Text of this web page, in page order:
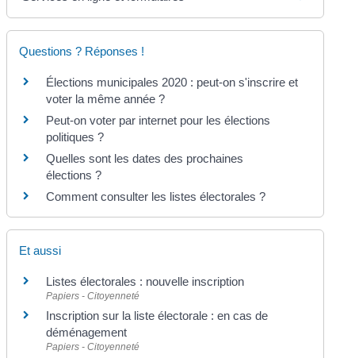
Questions ? Réponses !
Élections municipales 2020 : peut-on s'inscrire et
voter la même année ?
Peut-on voter par internet pour les élections
politiques ?
Quelles sont les dates des prochaines
élections ?
Comment consulter les listes électorales ?
Et aussi
Listes électorales : nouvelle inscription
Papiers - Citoyenneté
Inscription sur la liste électorale : en cas de
déménagement
Papiers - Citoyenneté